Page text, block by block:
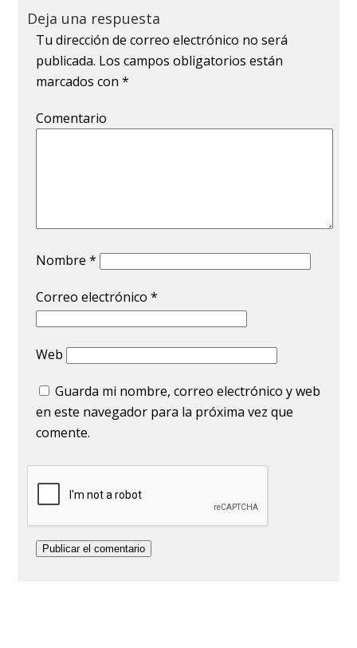
Deja una respuesta
Tu dirección de correo electrónico no será
publicada. Los campos obligatorios están
marcados con*
Comentario
Nombre*
Correo electrónico*
Web
Guarda mi nombre, correo electrónico y web
en este navegador para la próxima vez que
comente.